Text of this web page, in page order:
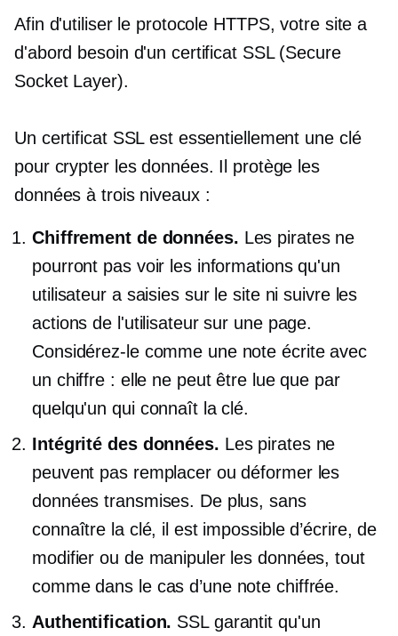
Afin d'utiliser le protocole HTTPS, votre site a
d'abord besoin d'un certificat SSL (Secure
Socket Layer).
Un certificat SSL est essentiellement une clé
pour crypter les données. Il protège les
données à trois niveaux :
Chiffrement de données. Les pirates ne
pourront pas voir les informations qu'un
utilisateur a saisies sur le site ni suivre les
actions de l'utilisateur sur une page.
Considérez-le comme une note écrite avec
un chiffre : elle ne peut être lue que par
quelqu'un qui connaît la clé.
Intégrité des données. Les pirates ne
peuvent pas remplacer ou déformer les
données transmises. De plus, sans
connaître la clé, il est impossible d’écrire, de
modifier ou de manipuler les données, tout
comme dans le cas d’une note chiffrée.
Authentification. SSL garantit qu'un